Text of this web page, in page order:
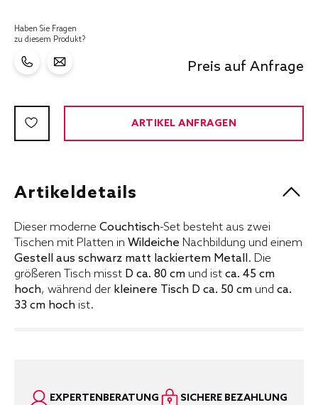
Haben Sie Fragen
zu diesem Produkt?
Preis auf Anfrage
ARTIKEL ANFRAGEN
Artikeldetails
Dieser moderne Couchtisch-Set besteht aus zwei
Tischen mit Platten in Wildeiche Nachbildung und einem
Gestell aus schwarz matt lackiertem Metall . Die
größeren Tisch misst D ca. 80 cm und ist ca. 45 cm
hoch, während der kleinere Tisch D ca. 50 cm und ca.
33 cm hoch ist.
EXPERTENBERATUNG
SICHERE BEZAHLUNG